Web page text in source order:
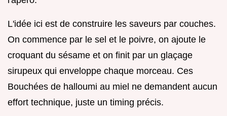
L'idée ici est de construire les saveurs par couches.
On commence par le sel et le poivre, on ajoute le
croquant du sésame et on finit par un glaçage
sirupeux qui enveloppe chaque morceau. Ces
Bouchées de halloumi au miel ne demandent aucun
effort technique, juste un timing précis.